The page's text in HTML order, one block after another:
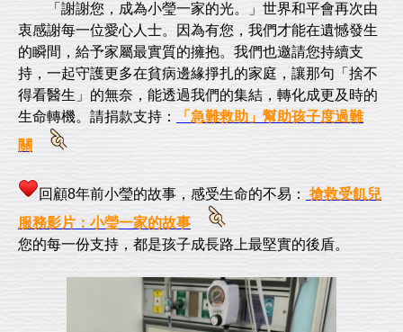
「謝謝您，成為小瑩一家的光。」世界和平會再次由
衷感謝每一位愛心人士。因為有您，我們才能在遺憾發生
的瞬間，給予家屬最實質的擁抱。我們也邀請您持續支
持，一起守護更多在貧病邊緣掙扎的家庭，讓那句「捨不
得看醫生」的無奈，能透過我們的集結，轉化成更及時的
生命轉機。請捐款支持：
「急難救助」幫助孩子度過難
關
回顧8年前小瑩的故事，感受生命的不易：
搶救受飢兒
服務影片：小瑩一家的故事
您的每一份支持，都是孩子成長路上最堅實的後盾。